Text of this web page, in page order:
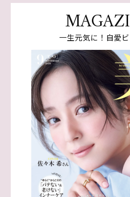
一生元気に！自愛